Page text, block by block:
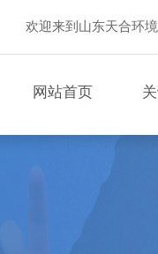
欢迎来到山东天合环
网站首页